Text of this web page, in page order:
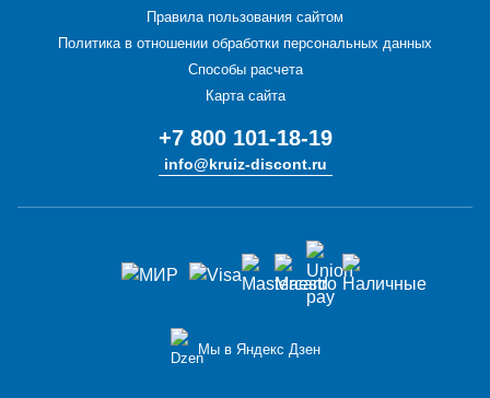
Правила пользования сайтом
Политика в отношении обработки персональных данных
Способы расчета
Карта сайта
+7 800 101-18-19
info@kruiz-discont.ru
Мы в Яндекс Дзен